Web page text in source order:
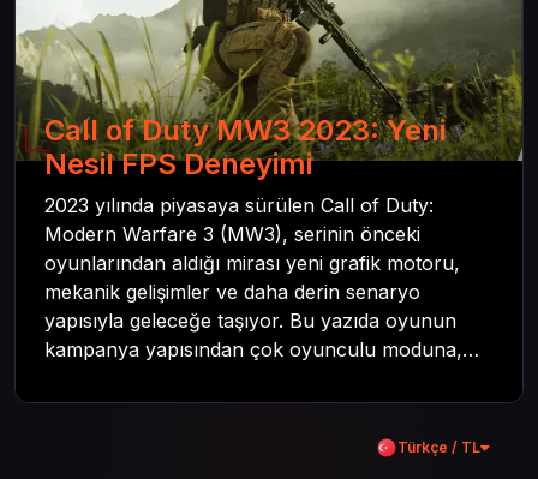
Call of Duty MW3 2023: Yeni
Nesil FPS Deneyimi
2023 yılında piyasaya sürülen Call of Duty:
Modern Warfare 3 (MW3), serinin önceki
oyunlarından aldığı mirası yeni grafik motoru,
mekanik gelişimler ve daha derin senaryo
yapısıyla geleceğe taşıyor. Bu yazıda oyunun
kampanya yapısından çok oyunculu moduna,
kadar her şeyi kapsamaya çalışacaktır. Tüm
içeriği boyunca Call of Duty evreninin
detaylarına inilecek ve steam hediye kartı
Türkçe / TL